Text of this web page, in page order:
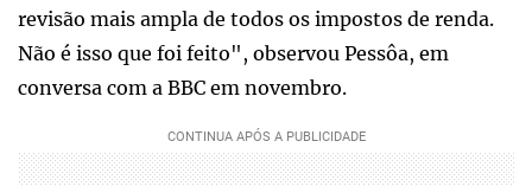
revisão mais ampla de todos os impostos de renda.
Não é isso que foi feito", observou Pessôa, em
conversa com a BBC em novembro.